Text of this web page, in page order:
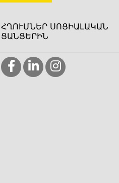
ՀՂՈՒՄՆԵՐ ՍՈՑԻԱԼԱԿԱՆ
ՑԱՆՑԵՐԻՆ